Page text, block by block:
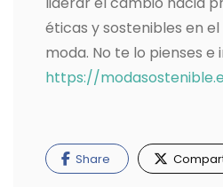
éticas y sostenibles en
moda. No te lo pienses
https://
Share